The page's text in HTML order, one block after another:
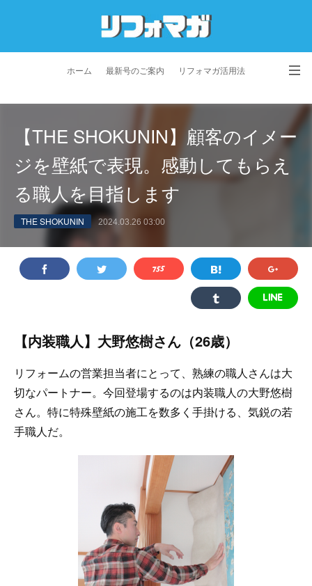
ホーム 最新号のご案内 リフォマガ活用法
よくあるご質問
プライバシーポリシー 利用規約 会社概要
【THE SHOKUNIN】顧客のイメー
ジを壁紙で表現。感動してもらえ
る職人を目指します
THE SHOKUNIN 2024.03.26 03:00
【内装職人】大野悠樹さん（26歳）
リフォームの営業担当者にとって、熟練の職人さんは大
切なパートナー。今回登場するのは内装職人の大野悠樹
さん。特に特殊壁紙の施工を数多く手掛ける、気鋭の若
手職人だ。